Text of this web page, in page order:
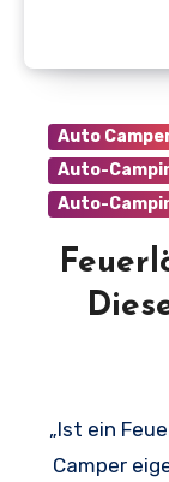
Auto
Auto-
Auto-
„Ist ein Feuerlöscher in meinem (umgebauten)
Camper